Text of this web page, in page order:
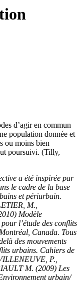
d’agir en commun
population donnée et
ou moins bien
poursuivi. (Tilly,
a été inspirée par
le cadre de la base
et périurbain.
M.,
Modèle
l’étude des conflits
Canada. Tous
des mouvements
urbains. Cahiers de
P.,
M. (2009) Les
urbain/